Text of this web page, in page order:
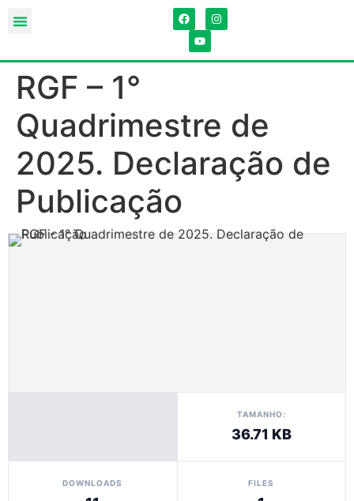
RGF – 1°
Quadrimestre de
2025. Declaração de
Publicação
TAMANHO:
36.71 KB
DOWNLOADS FILES